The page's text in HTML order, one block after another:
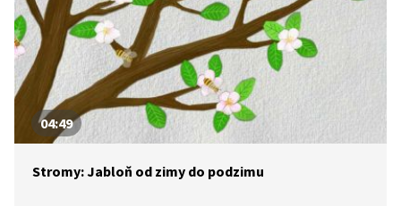
04:49
Stromy: Jabloň od zimy do podzimu